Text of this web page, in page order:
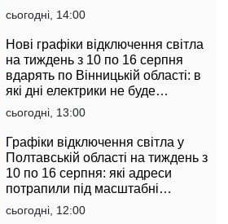
сьогодні, 14:00
Нові графіки відключення світла
на тиждень з 10 по 16 серпня
вдарять по Вінницькій області: в
які дні електрики не буде
найдовше
сьогодні, 13:00
Графіки відключення світла у
Полтавській області на тиждень з
10 по 16 серпня: які адреси
потрапили під масштабні
обмеження
сьогодні, 12:00